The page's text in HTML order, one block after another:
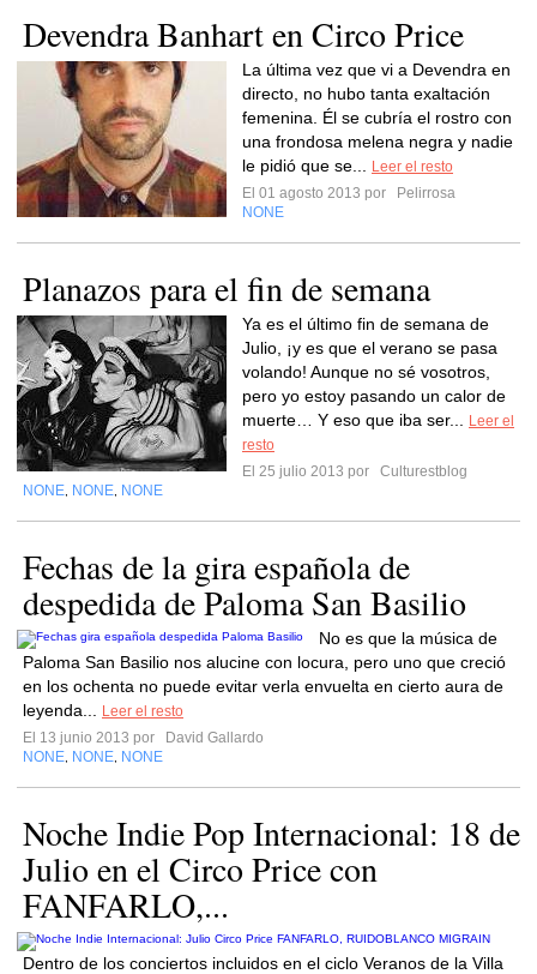
Devendra Banhart en Circo Price
La última vez que vi a Devendra en
directo, no hubo tanta exaltación
femenina. Él se cubría el rostro con
una frondosa melena negra y nadie
le pidió que se...
Leer el resto
El 01 agosto 2013 por
Pelirrosa
NONE
Planazos para el fin de semana
Ya es el último fin de semana de
Julio, ¡y es que el verano se pasa
volando! Aunque no sé vosotros,
pero yo estoy pasando un calor de
muerte… Y eso que iba ser...
Leer el
resto
El 25 julio 2013 por
Culturestblog
NONE NONE NONE
Fechas de la gira española de
despedida de Paloma San Basilio
No es que la música de
Paloma San Basilio nos alucine con locura, pero uno que creció
en los ochenta no puede evitar verla envuelta en cierto aura de
leyenda...
Leer el resto
El 13 junio 2013 por
David Gallardo
NONE NONE NONE
Noche Indie Pop Internacional: 18 de
Julio en el Circo Price con
FANFARLO,...
Dentro de los conciertos incluidos en el ciclo Veranos de la Villa